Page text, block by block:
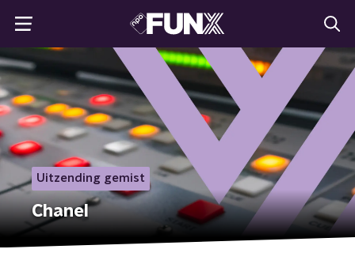
Uitzending gemist
Chanel